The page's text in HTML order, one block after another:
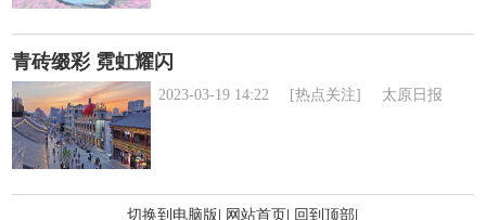
青砖缀彩 霓虹耀闪
2023-03-19 14:22 [热点关注] 太原日报
切换到电脑版 网站首页 回到顶部